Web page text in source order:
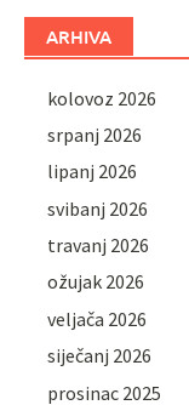
ARHIVA
kolovoz 2026
srpanj 2026
lipanj 2026
svibanj 2026
travanj 2026
ožujak 2026
veljača 2026
siječanj 2026
prosinac 2025